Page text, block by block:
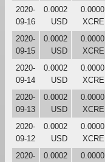
2020-
09-16
0.0002
USD
0.0000
XCRE
2020-
09-15
0.0002
USD
0.0000
XCRE
2020-
09-14
0.0002
USD
0.0000
XCRE
2020-
09-13
0.0002
USD
0.0000
XCRE
2020-
09-12
0.0002
USD
0.0000
XCRE
2020-
0.0002
0.0000